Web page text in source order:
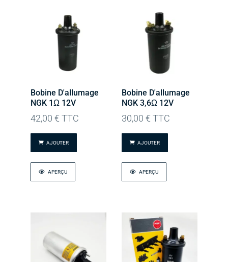
Bobine D'allumage
NGK 1Ω 12V
42,00 € TTC
AJOUTER
APERÇU
Bobine D'allumage
NGK 3,6Ω 12V
30,00 € TTC
AJOUTER
APERÇU